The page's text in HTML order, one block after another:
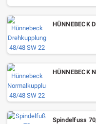
HÜNNEBECK
HÜNNEBECK
Spindelfuss